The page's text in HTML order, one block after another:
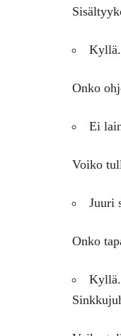
Onko
Ei
Voiko
Juuri
Onko
Kyllä.